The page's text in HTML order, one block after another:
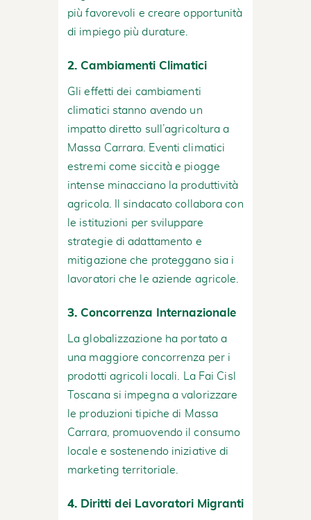
più favorevoli e creare opportunità
di impiego più durature.
2. Cambiamenti Climatici
Gli effetti dei cambiamenti
climatici stanno avendo un
impatto diretto sull’agricoltura a
Massa Carrara. Eventi climatici
estremi come siccità e piogge
intense minacciano la produttività
agricola. Il sindacato collabora con
le istituzioni per sviluppare
strategie di adattamento e
mitigazione che proteggano sia i
lavoratori che le aziende agricole.
3. Concorrenza Internazionale
La globalizzazione ha portato a
una maggiore concorrenza per i
prodotti agricoli locali. La Fai Cisl
Toscana si impegna a valorizzare
le produzioni tipiche di Massa
Carrara, promuovendo il consumo
locale e sostenendo iniziative di
marketing territoriale.
4. Diritti dei Lavoratori Migranti